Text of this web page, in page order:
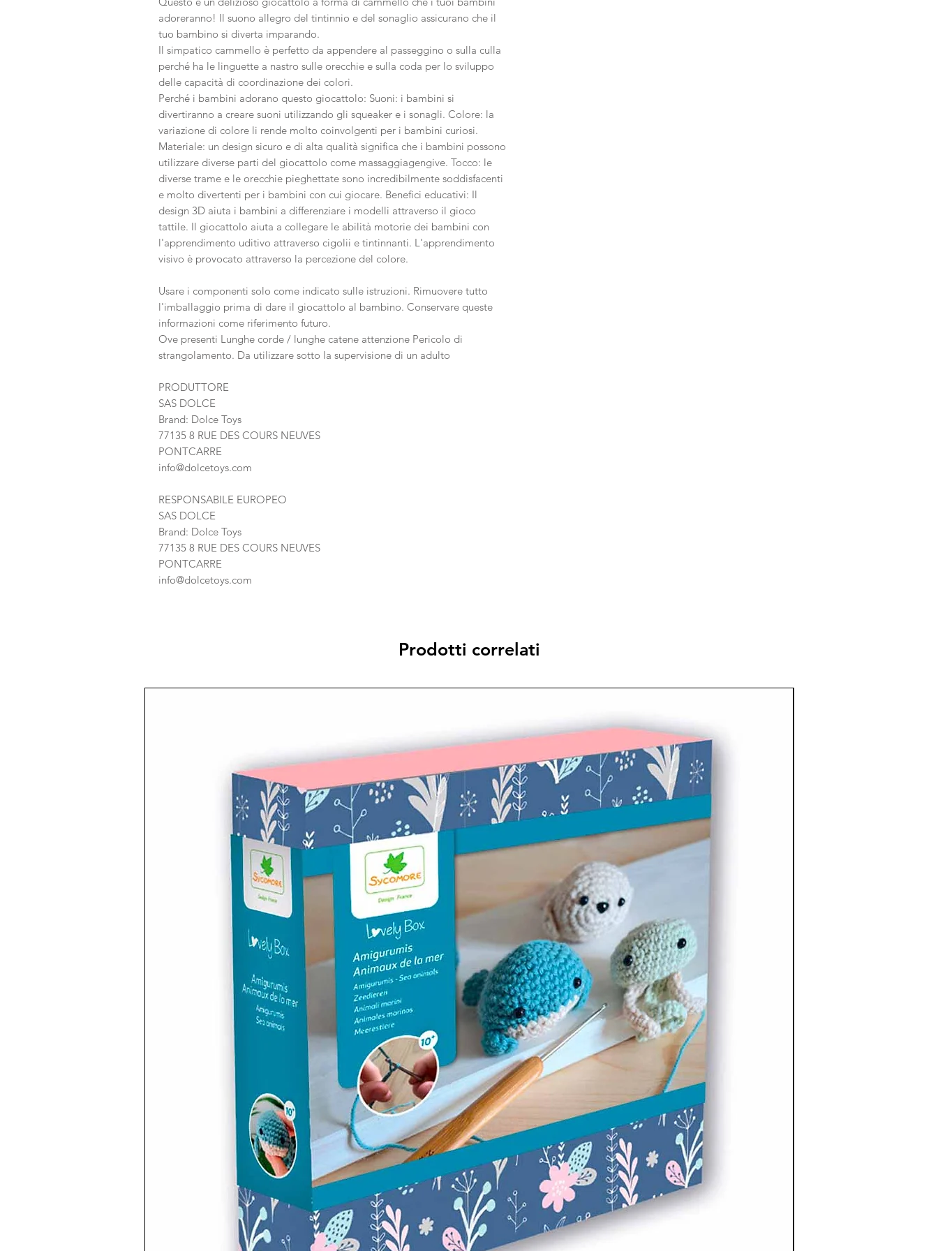
adoreranno! Il suono allegro del tintinnio e del sonaglio assicurano che il
tuo bambino si diverta imparando.
Il simpatico cammello è perfetto da appendere al passeggino o sulla culla
perché ha le linguette a nastro sulle orecchie e sulla coda per lo sviluppo
delle capacità di coordinazione dei colori.
Perché i bambini adorano questo giocattolo: Suoni: i bambini si
divertiranno a creare suoni utilizzando gli squeaker e i sonagli. Colore: la
variazione di colore li rende molto coinvolgenti per i bambini curiosi.
Materiale: un design sicuro e di alta qualità significa che i bambini possono
utilizzare diverse parti del giocattolo come massaggiagengive. Tocco: le
diverse trame e le orecchie pieghettate sono incredibilmente soddisfacenti
e molto divertenti per i bambini con cui giocare. Benefici educativi: Il
design 3D aiuta i bambini a differenziare i modelli attraverso il gioco
tattile. Il giocattolo aiuta a collegare le abilità motorie dei bambini con
l'apprendimento uditivo attraverso cigolii e tintinnanti. L'apprendimento
visivo è provocato attraverso la percezione del colore.
Usare i componenti solo come indicato sulle istruzioni. Rimuovere tutto
l'imballaggio prima di dare il giocattolo al bambino. Conservare queste
informazioni come riferimento futuro.
Ove presenti Lunghe corde / lunghe catene attenzione Pericolo di
strangolamento. Da utilizzare sotto la supervisione di un adulto
PRODUTTORE
SAS DOLCE
Brand: Dolce Toys
77135 8 RUE DES COURS NEUVES
PONTCARRE
info@dolcetoys.com
RESPONSABILE EUROPEO
SAS DOLCE
Brand: Dolce Toys
77135 8 RUE DES COURS NEUVES
PONTCARRE
info@dolcetoys.com
Prodotti correlati